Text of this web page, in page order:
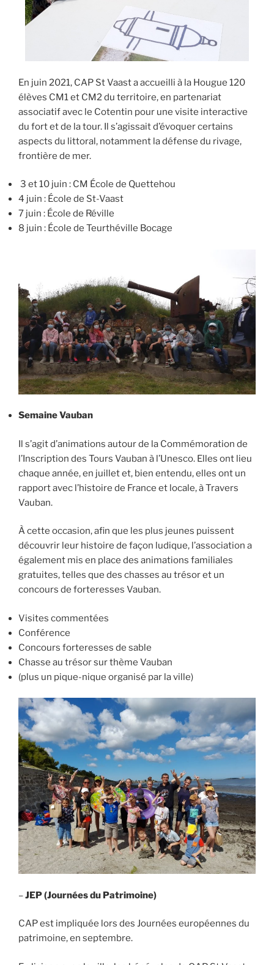
En juin 2021, CAP St Vaast a accueilli à la Hougue 120
élèves CM1 et CM2 du territoire, en partenariat
associatif avec le Cotentin pour une visite interactive
du fort et de la tour. Il s’agissait d’évoquer certains
aspects du littoral, notamment la défense du rivage,
frontière de mer.
3 et 10 juin : CM École de Quettehou
4 juin : École de St-Vaast
7 juin : École de Réville
8 juin : École de Teurthéville Bocage
Semaine Vauban
Il s’agit d’animations autour de la Commémoration de
l’Inscription des Tours Vauban à l’Unesco. Elles ont lieu
chaque année, en juillet et, bien entendu, elles ont un
rapport avec l’histoire de France et locale, à Travers
Vauban.
À cette occasion, afin que les plus jeunes puissent
découvrir leur histoire de façon ludique, l’association a
également mis en place des animations familiales
gratuites, telles que des chasses au trésor et un
concours de forteresses Vauban.
Visites commentées
Conférence
Concours forteresses de sable
Chasse au trésor sur thème Vauban
(plus un pique-nique organisé par la ville)
–JEP (Journées du Patrimoine)
CAP est impliquée lors des Journées européennes du
patrimoine, en septembre.